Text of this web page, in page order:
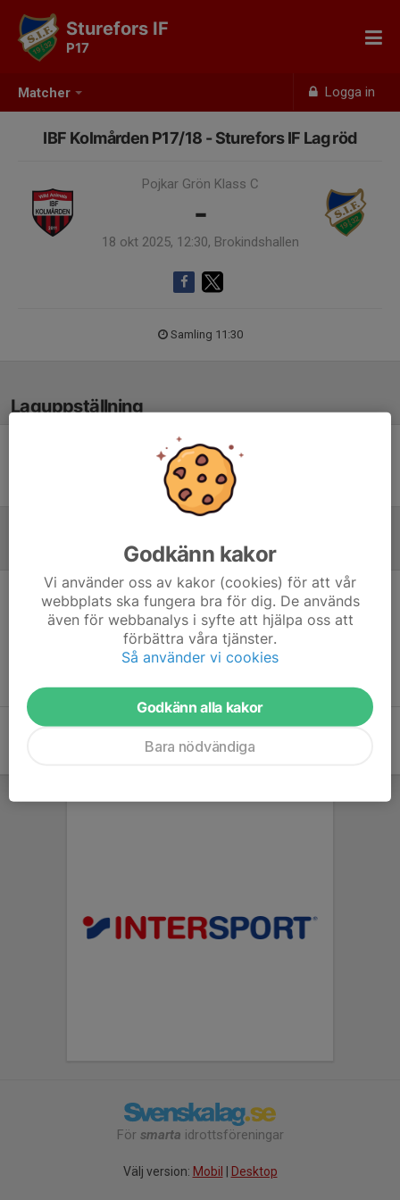
Matcher Logga in
Sturefors IF
P17
IBF Kolmården P17/18 - Sturefors IF Lag röd
Pojkar Grön Klass C
-
18 okt 2025, 12:30, Brokindshallen
Samling 11:30
Laguppställning
Ingen uppställning ifylld
Inget referat skrivet
För smarta idrottsföreningar
Välj version: Mobil Desktop
Godkänn kakor
Vi använder oss av kakor (cookies) för att vår
webbplats ska fungera bra för dig. De används
även för webbanalys i syfte att hjälpa oss att
förbättra våra tjänster.
Så använder vi cookies
Godkänn alla kakor
Bara nödvändiga